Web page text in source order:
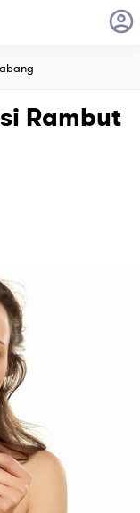
Rambut